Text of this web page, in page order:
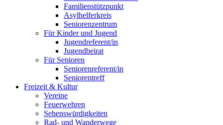
Familienstützpunkt
Asylhelferkreis
Seniorenzentrum
Für Kinder und Jugend
Jugendreferent/in
Jugendbeirat
Für Senioren
Seniorenreferent/in
Seniorentreff
Freizeit & Kultur
Vereine
Feuerwehren
Sehenswürdigkeiten
Rad- und Wanderwege